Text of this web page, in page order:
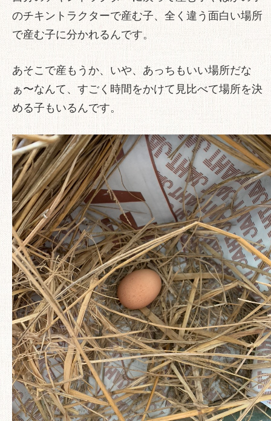
のチキントラクターで産む子、全く違う面白い場所
で産む子に分かれるんです。
あそこで産もうか、いや、あっちもいい場所だな
ぁ〜なんて、すごく時間をかけて見比べて場所を決
める子もいるんです。